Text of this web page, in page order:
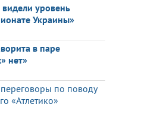
уровень
Украины»
в паре
нет»
по поводу
«Атлетико»